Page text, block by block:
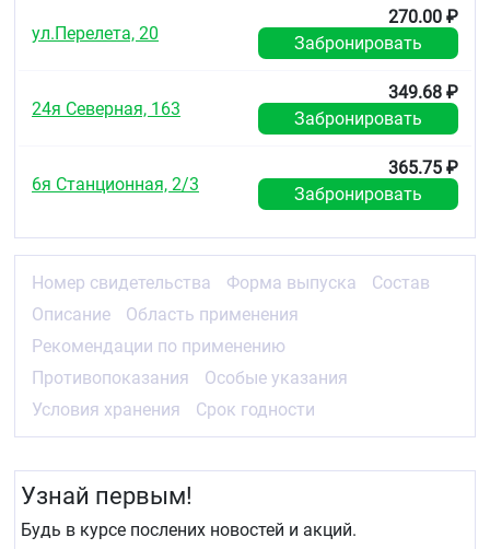
ул.Перелета, 20
270.00 ₽
Забронировать
24я Северная, 163
349.68 ₽
Забронировать
6я Станционная, 2/3
365.75 ₽
Забронировать
Номер свидетельства Форма выпуска
Состав
Описание
Область применения
Рекомендации по применению
Противопоказания
Особые указания
Условия хранения
Срок годности
Узнай первым!
Будь в курсе послених новостей и акций.